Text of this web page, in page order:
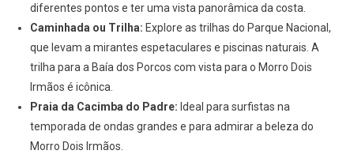
diferentes pontos e ter uma vista panorâmica da costa.
Caminhada ou Trilha: Explore as trilhas do Parque Nacional,
que levam a mirantes espetaculares e piscinas naturais. A
trilha para a Baía dos Porcos com vista para o Morro Dois
Irmãos é icônica.
Praia da Cacimba do Padre: Ideal para surfistas na
temporada de ondas grandes e para admirar a beleza do
Morro Dois Irmãos.